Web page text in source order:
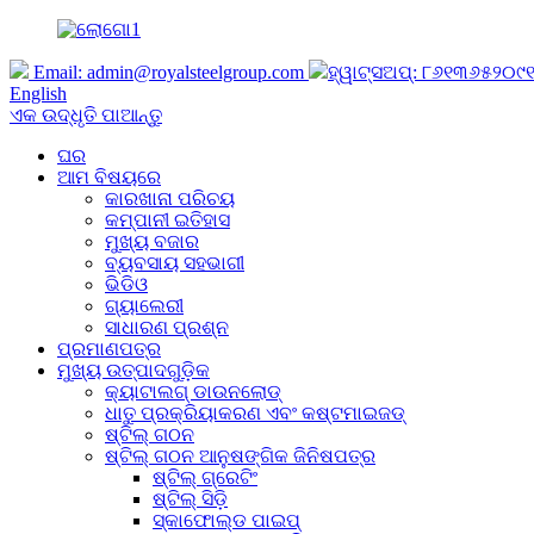
Email: admin@royalsteelgroup.com
ହ୍ୱାଟ୍ସଅପ୍:
English
ଏକ ଉଦ୍ଧୃତି ପାଆନ୍ତୁ
ଘର
ଆମ ବିଷୟରେ
କାରଖାନା ପରିଚୟ
କମ୍ପାନୀ ଇତିହାସ
ମୁଖ୍ୟ ବଜାର
ବ୍ୟବସାୟ ସହଭାଗୀ
ଭିଡିଓ
ଗ୍ୟାଲେରୀ
ସାଧାରଣ ପ୍ରଶ୍ନ
ପ୍ରମାଣପତ୍ର
ମୁଖ୍ୟ ଉତ୍ପାଦଗୁଡ଼ିକ
କ୍ୟାଟାଲଗ୍ ଡାଉନଲୋଡ୍
ଧାତୁ ପ୍ରକ୍ରିୟାକରଣ ଏବଂ କଷ୍ଟମାଇଜଡ୍
ଷ୍ଟିଲ୍ ଗଠନ
ଷ୍ଟିଲ୍ ଗଠନ ଆନୁଷଙ୍ଗିକ ଜିନିଷପତ୍ର
ଷ୍ଟିଲ୍ ଗ୍ରେଟିଂ
ଷ୍ଟିଲ୍ ସିଡ଼ି
ସ୍କାଫୋଲ୍ଡ ପାଇପ୍